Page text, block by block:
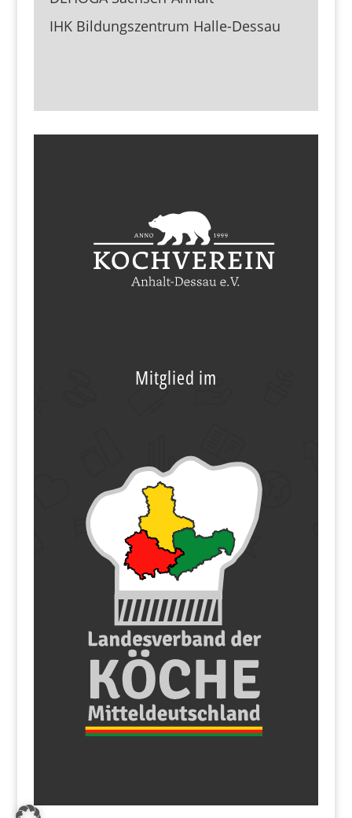
IHK Bildungszentrum Halle-Dessau
Mitglied im